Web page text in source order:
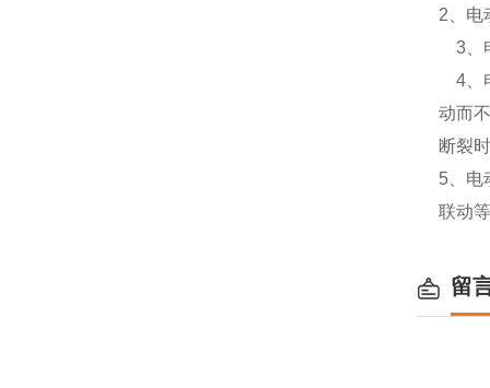
2 、
3
4
动而
断裂
5 、
联动
留